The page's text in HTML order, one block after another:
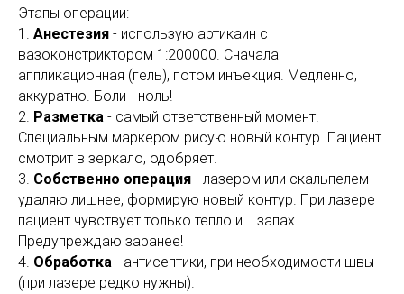
Этапы операции:
1. Анестезия - использую артикаин с
вазоконстриктором 1:200000. Сначала
аппликационная (гель), потом инъекция. Медленно,
аккуратно. Боли - ноль!
2. Разметка - самый ответственный момент.
Специальным маркером рисую новый контур. Пациент
смотрит в зеркало, одобряет.
3. Собственно операция - лазером или скальпелем
удаляю лишнее, формирую новый контур. При лазере
пациент чувствует только тепло и... запах.
Предупреждаю заранее!
4. Обработка - антисептики, при необходимости швы
(при лазере редко нужны).